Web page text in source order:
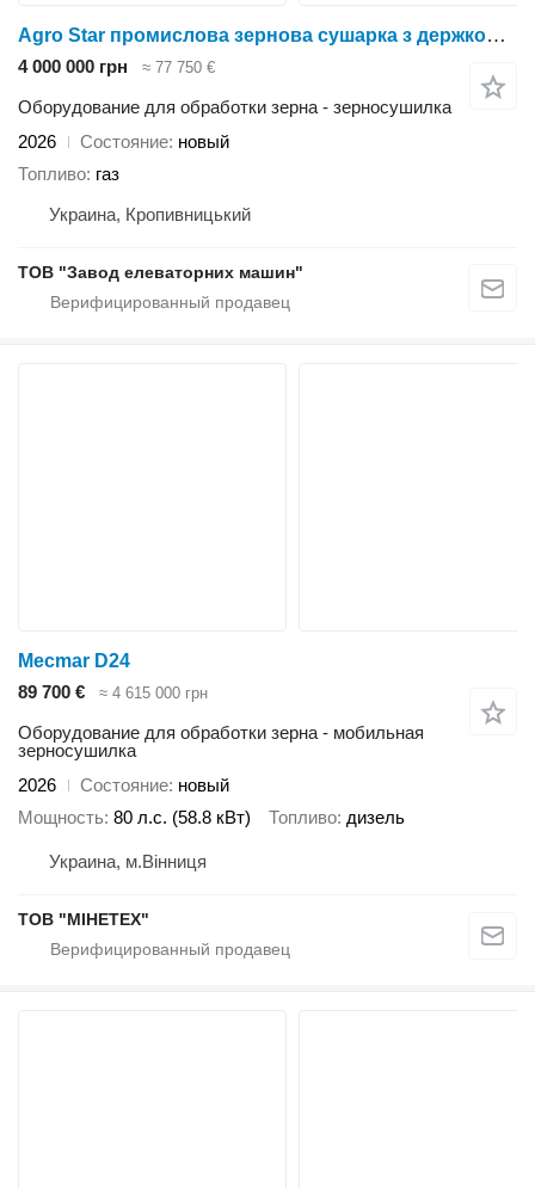
Agro Star промислова зернова сушарка з держкомпенсацією
4 000 000 грн ≈ 77 750 €
Оборудование для обработки зерна - зерносушилка
2026
Состояние новый
Топливо газ
Украина, Кропивницький
ТОВ "Завод елеваторних машин"
Mecmar D24
89 700 €
≈ 4 615 000 грн
Оборудование для обработки зерна - мобильная
зерносушилка
2026
Состояние новый
Мощность 80 л.с. (58.8 кВт) Топливо дизель
Украина, м.Вінниця
ТОВ "МІНЕТЕХ"